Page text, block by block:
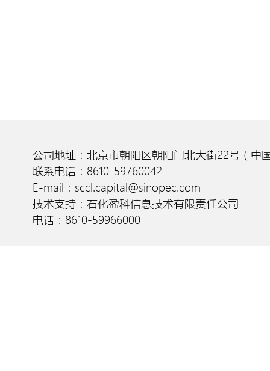
公司地址：北京市朝阳区朝阳门北大街22号（中
联系电话：8610-59760042
E-mail：sccl.capital@sinopec.com
技术支持：石化盈科信息技术有限责任公司
电话：8610-59966000